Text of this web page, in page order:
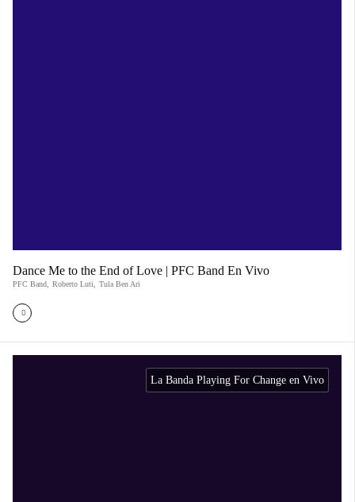
Dance Me to the End of Love | PFC Band En Vivo
PFC Band Roberto Luti Tula Ben Ari
La Banda Playing For Change en Vivo